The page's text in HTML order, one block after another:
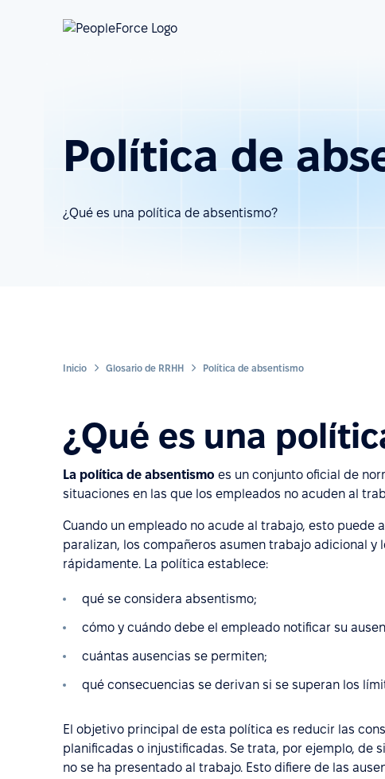
Política de
¿Qué es una política de absentismo?
Inicio Glosario de RRHH Política de absentismo
¿Qué es una
La política de absentismo es un conjunto oficial de
situaciones en las que los empleados no acuden al
Cuando un empleado no acude al trabajo, esto
paralizan, los compañeros asumen trabajo adicional
rápidamente. La política establece:
qué se considera absentismo;
cómo y cuándo debe el empleado notificar su
cuántas ausencias se permiten;
qué consecuencias se derivan si se superan los
El objetivo principal de esta política es reducir las
planificadas o injustificadas. Se trata, por ejemplo, de
no se ha presentado al trabajo. Esto difiere de las